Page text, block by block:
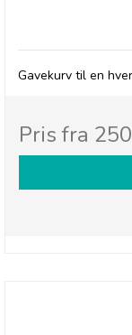
Gavekurv til en
Pris fra